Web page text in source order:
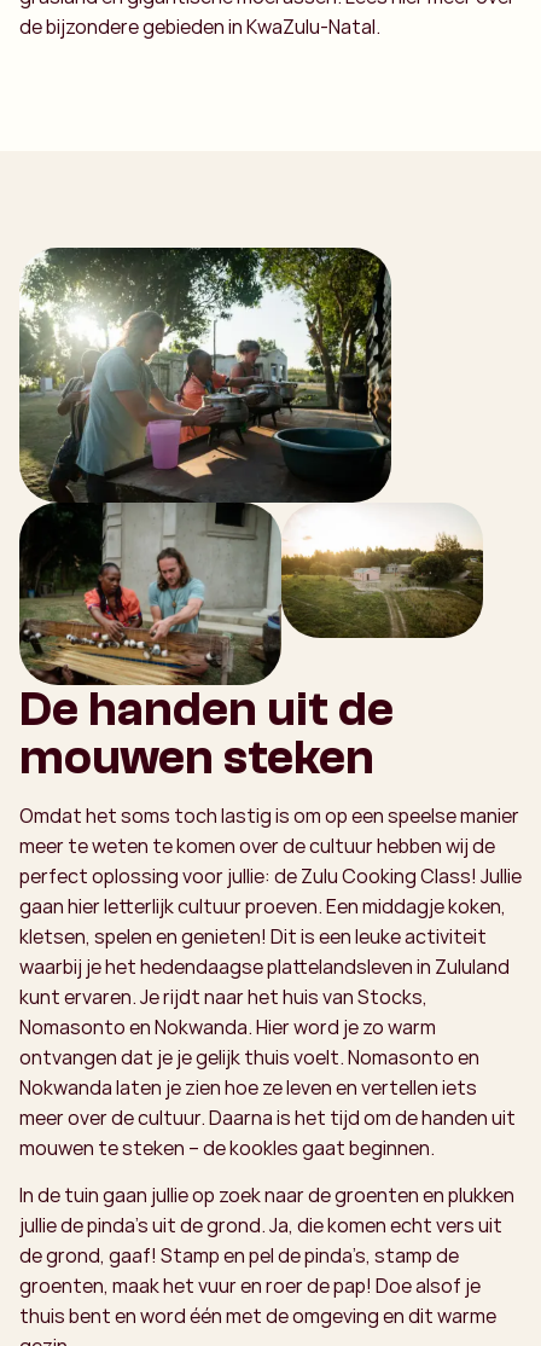
de bijzondere gebieden in KwaZulu-Natal.
De handen uit de
mouwen steken
Omdat het soms toch lastig is om op een speelse manier
meer te weten te komen over de cultuur hebben wij de
perfect oplossing voor jullie: de Zulu Cooking Class! Jullie
gaan hier letterlijk cultuur proeven. Een middagje koken,
kletsen, spelen en genieten! Dit is een leuke activiteit
waarbij je het hedendaagse plattelandsleven in Zululand
kunt ervaren. Je rijdt naar het huis van Stocks,
Nomasonto en Nokwanda. Hier word je zo warm
ontvangen dat je je gelijk thuis voelt. Nomasonto en
Nokwanda laten je zien hoe ze leven en vertellen iets
meer over de cultuur. Daarna is het tijd om de handen uit
mouwen te steken – de kookles gaat beginnen.
In de tuin gaan jullie op zoek naar de groenten en plukken
jullie de pinda’s uit de grond. Ja, die komen echt vers uit
de grond, gaaf! Stamp en pel de pinda’s, stamp de
groenten, maak het vuur en roer de pap! Doe alsof je
thuis bent en word één met de omgeving en dit warme